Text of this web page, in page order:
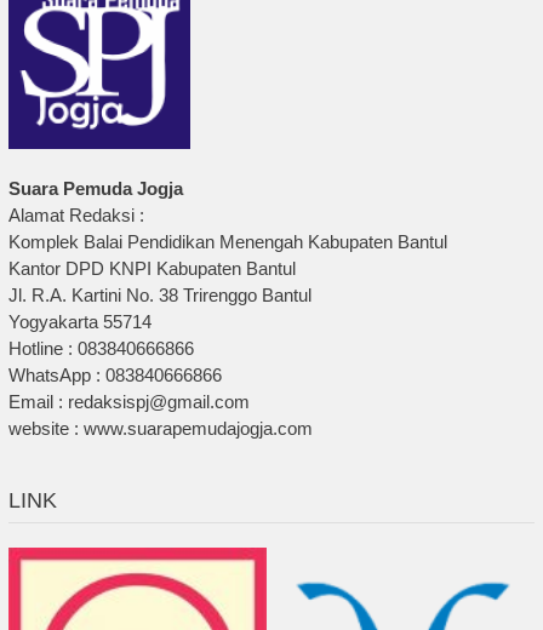
Suara Pemuda Jogja
Alamat Redaksi :
Komplek Balai Pendidikan Menengah Kabupaten Bantul
Kantor DPD KNPI Kabupaten Bantul
Jl. R.A. Kartini No. 38 Trirenggo Bantul
Yogyakarta 55714
Hotline : 083840666866
WhatsApp : 083840666866
Email : redaksispj@gmail.com
website : www.suarapemudajogja.com
LINK